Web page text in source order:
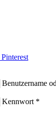
Pinterest
Benutzername
Kennwort *